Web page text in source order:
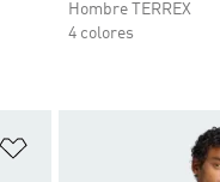
Hombre TERREX
4 colores
Añadir a la lista de